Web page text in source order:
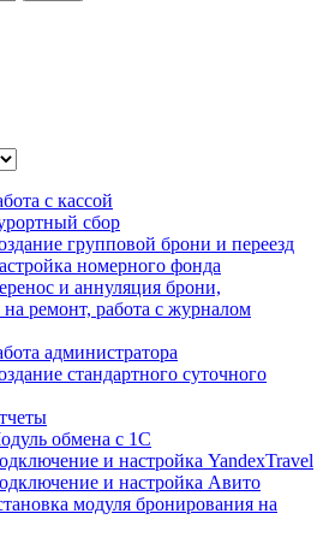
с кассой
сбор
групповой брони и переезд
номерного фонда
и аннуляция брони,
ремонт, работа с журналом
администратора
стандартного суточного
обмена с 1С
и настройка YandexTravel
и настройка Авито
модуля бронирования на